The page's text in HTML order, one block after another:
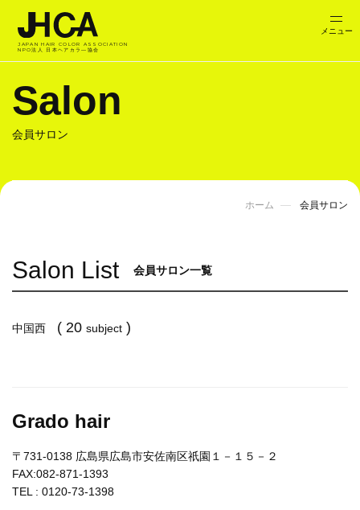
JAPAN HAIR COLOR ASSOCIATION
NPO法人 日本ヘアカラ―協会
Salon
会員サロン
ホーム 会員サロン
Salon List 会員サロン一覧
中国西 ( 20 subject )
Grado hair
〒731-0138 広島県広島市安佐南区祇園１－１５－２
FAX:082-871-1393
TEL : 0120-73-1398